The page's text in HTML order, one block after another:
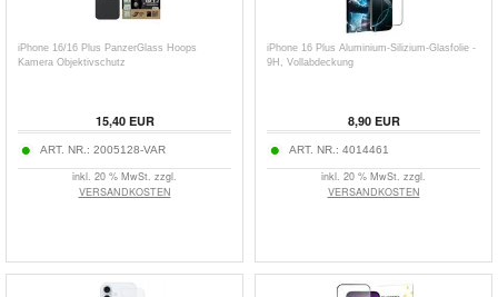
iPhone 16/16 Plus PanzerGlass Hoops
Kamera Objektivschutz
15,40EUR
ART. NR.: 2005128-VAR
inkl. 20 % MwSt. zzgl.
VERSANDKOSTEN
iPhone 16 Plus Aluminium-Silizium-Glasfolie -
9H, Vollabdeckung
8,90EUR
ART. NR.: 4014461
inkl. 20 % MwSt. zzgl.
VERSANDKOSTEN